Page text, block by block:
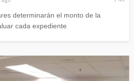
determinarán el monto de la
cada expediente